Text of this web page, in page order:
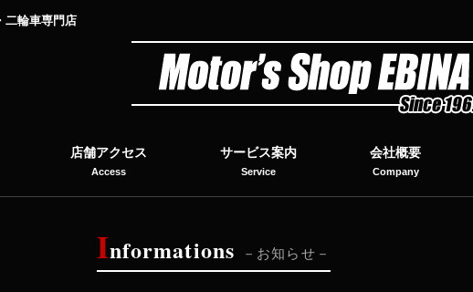
二輪車専門店
店舗アクセス
Access
サービス案内
Service
会社概要
Company
Informations お知らせ